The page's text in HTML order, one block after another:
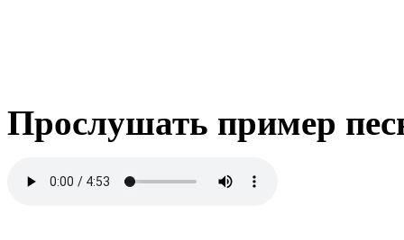
Прослушать пример